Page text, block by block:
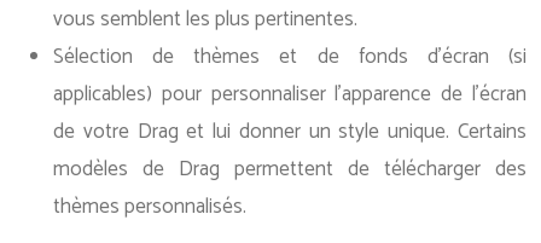
vous semblent les plus pertinentes.
Sélection de thèmes et de fonds d’écran (si
applicables) pour personnaliser l’apparence de l’écran
de votre Drag et lui donner un style unique. Certains
modèles de Drag permettent de télécharger des
thèmes personnalisés.